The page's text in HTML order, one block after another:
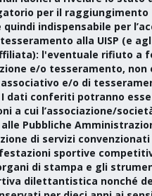
per il
quindi indispensabile per
alla UISP (e
l'eventuale rifiuto
e/o tesseramento,
e/o di
dati conferiti potranno
a cui l’associazione/
Pubbliche
di servizi
sportive
di stampa e gli
dilettantistica nonché